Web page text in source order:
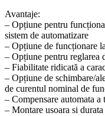
Avantaje:
– Opțiune pentru
sistem de automatizare
– Opțiune de funcționare
– Opțiune pentru reglarea
– Fiabilitate ridicată a
– Opțiune de schimbare/
de curentul nominal de
– Compensare automata
– Montare usoara si